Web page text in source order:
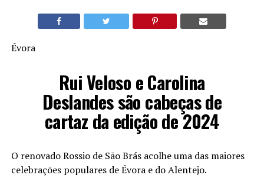
Évora
Rui Veloso e Carolina
Deslandes são cabeças de
cartaz da edição de 2024
O renovado Rossio de São Brás acolhe uma das maiores
celebrações populares de Évora e do Alentejo.